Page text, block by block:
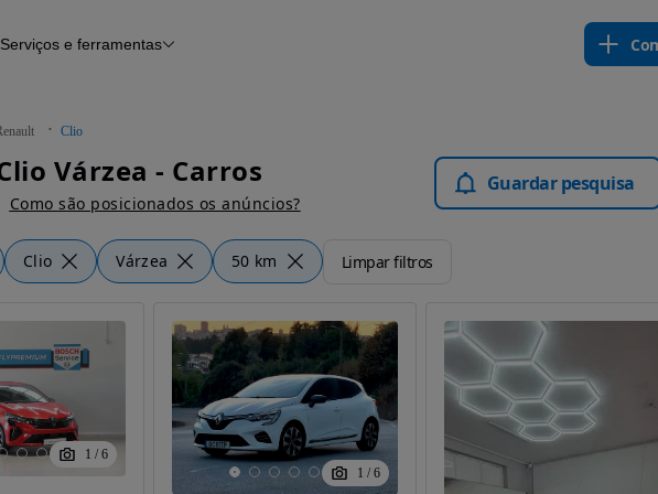
Histórico do veículo
Serviços e ferramentas
Clio
Várzea - Carros
Como são posicionados os anúncios?
Guardar pesquisa
Clio Várzea 50 km Limpar filtros
1 / 6
1 / 6